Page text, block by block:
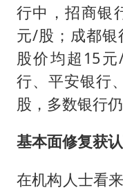
行中，招商银
元/股；成都银
股价均超15
行、平安银行
股，多数银行
基本面修复获
在机构人士看